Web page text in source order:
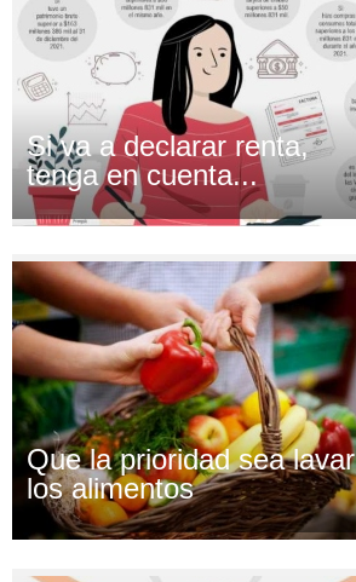
Si va a declarar renta,
tenga en cuenta...
Que la prioridad sea lavar
los alimentos